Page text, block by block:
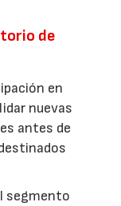
de
en
nuevas
antes de
segmento